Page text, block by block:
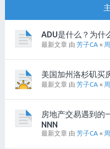
ADU是什么？为什
最新文章 由 芳子CA «
美国加州洛杉矶买
最新文章 由 芳子CA «
房地产交易遇到
NNN
最新文章 由 芳子CA «